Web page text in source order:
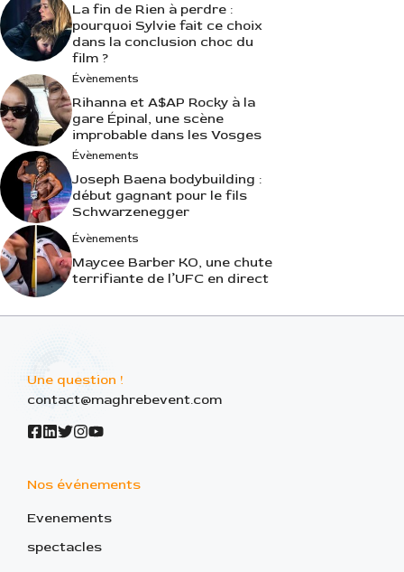
La fin de Rien à perdre :
pourquoi Sylvie fait ce choix
dans la conclusion choc du
film ?
Évènements
Rihanna et A$AP Rocky à la
gare Épinal, une scène
improbable dans les Vosges
Évènements
Joseph Baena bodybuilding :
début gagnant pour le fils
Schwarzenegger
Évènements
Maycee Barber KO, une chute
terrifiante de l’UFC en direct
Une question !
contact@maghrebevent.com
Nos événements
Evenements
spectacles